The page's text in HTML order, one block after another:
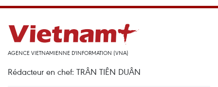
AGENCE VIETNAMIENNE D'INFORMATION (VNA)
Rédacteur en chef: TRÂN TIÊN DUÂN